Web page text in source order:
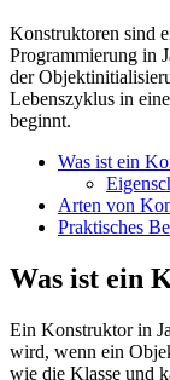
Konstruktoren sind
Programmierung in
der
Lebenszyklus in
beginnt.
Was ist ein
Arten von
Praktisches
Was ist ein
Ein Konstruktor in
wird, wenn ein
wie die Klasse und